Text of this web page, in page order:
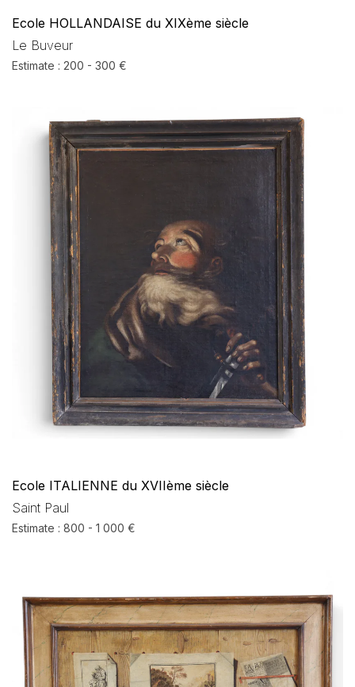
Ecole HOLLANDAISE du XIXème siècle
Le Buveur
Estimate : 200 - 300 €
Ecole ITALIENNE du XVIIème siècle
Saint Paul
Estimate : 800 - 1 000 €